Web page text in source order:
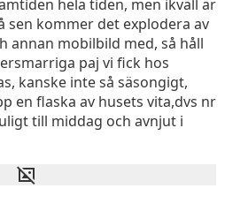
hela tiden, men ikväll är
sen kommer det explodera av
annan mobilbild med, så håll
paj vi fick hos
kanske inte så säsongigt,
en flaska av husets vita,dvs nr
till middag och avnjut i